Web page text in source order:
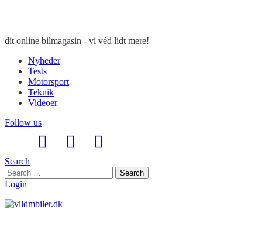
dit online bilmagasin - vi véd lidt mere!
Nyheder
Tests
Motorsport
Teknik
Videoer
Follow us
Search
Search
for:
Search
Login